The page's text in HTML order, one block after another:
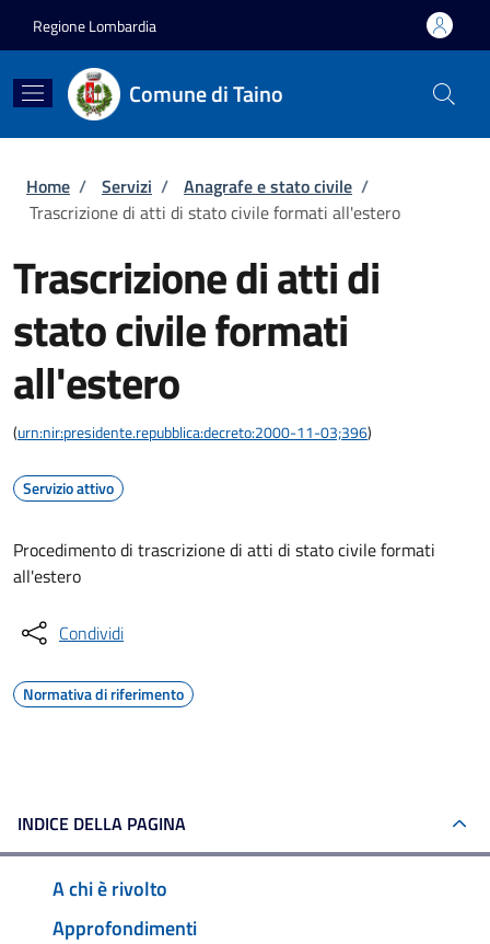
Regione Lombardia
Comune di Taino
Briciole di pane
Home / Servizi / Anagrafe e stato civile /
Trascrizione di atti di stato civile formati all'estero
Trascrizione di atti di
stato civile formati
all'estero
(urn:nir:presidente.repubblica:decreto:2000-11-03;396)
Servizio attivo
Procedimento di trascrizione di atti di stato civile formati
all'estero
Condividi
Normativa di riferimento
INDICE DELLA PAGINA
A chi è rivolto
Approfondimenti